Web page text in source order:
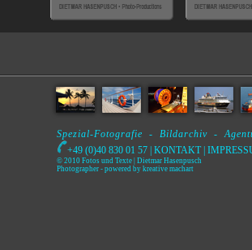
Spezial-Fotografie - Bildarchiv -
+49 (0)40 830 01 57 | KONTAKT|
© 2010 Fotos und Texte | Dietmar Hasenpusch
Photographer - powered by kreative machart